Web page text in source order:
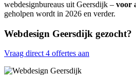
webdesignbureaus uit Geersdijk – voor
geholpen wordt in 2026 en verder.
Webdesign Geersdijk gezocht?
Vraag direct 4 offertes aan